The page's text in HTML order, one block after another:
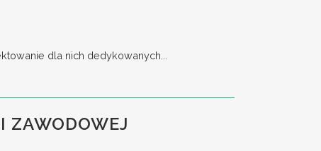
dla nich dedykowanych...
ZAWODOWEJ